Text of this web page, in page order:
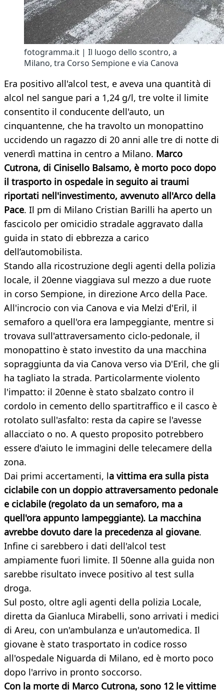
fotogramma.it | Il luogo dello scontro, a
Milano, tra Corso Sempione e via Canova
Era positivo all'alcol test, e aveva una quantità di
alcol nel sangue pari a 1,24 g/l, tre volte il limite
consentito il conducente dell'auto, un
cinquantenne, che ha travolto un monopattino
uccidendo un ragazzo di 20 anni alle tre di notte di
venerdì mattina in centro a Milano. Marco
Cutrona, di Cinisello Balsamo, è morto poco dopo
il trasporto in ospedale in seguito ai traumi
riportati nell'investimento, avvenuto all'Arco della
Pace. Il pm di Milano Cristian Barilli ha aperto un
fascicolo per omicidio stradale aggravato dalla
guida in stato di ebbrezza a carico
dell’automobilista.
Stando alla ricostruzione degli agenti della polizia
locale, il 20enne viaggiava sul mezzo a due ruote
in corso Sempione, in direzione Arco della Pace.
All'incrocio con via Canova e via Melzi d'Eril, il
semaforo a quell'ora era lampeggiante, mentre si
trovava sull'attraversamento ciclo-pedonale, il
monopattino è stato investito da una macchina
sopraggiunta da via Canova verso via D'Eril, che gli
ha tagliato la strada. Particolarmente violento
l'impatto: il 20enne è stato sbalzato contro il
cordolo in cemento dello spartitraffico e il casco è
rotolato sull'asfalto: resta da capire se l'avesse
allacciato o no. A questo proposito potrebbero
essere d'aiuto le immagini delle telecamere della
zona.
Dai primi accertamenti, la vittima era sulla pista
ciclabile con un doppio attraversamento pedonale
e ciclabile (regolato da un semaforo, ma a
quell'ora appunto lampeggiante). La macchina
avrebbe dovuto dare la precedenza al giovane.
Infine ci sarebbero i dati dell'alcol test
ampiamente fuori limite. Il 50enne alla guida non
sarebbe risultato invece positivo al test sulla
droga.
Sul posto, oltre agli agenti della polizia Locale,
diretta da Gianluca Mirabelli, sono arrivati i medici
di Areu, con un'ambulanza e un'automedica. Il
giovane è stato trasportato in codice rosso
all'ospedale Niguarda di Milano, ed è morto poco
dopo l'arrivo in pronto soccorso.
Con la morte di Marco Cutrona, sono 12 le vittime